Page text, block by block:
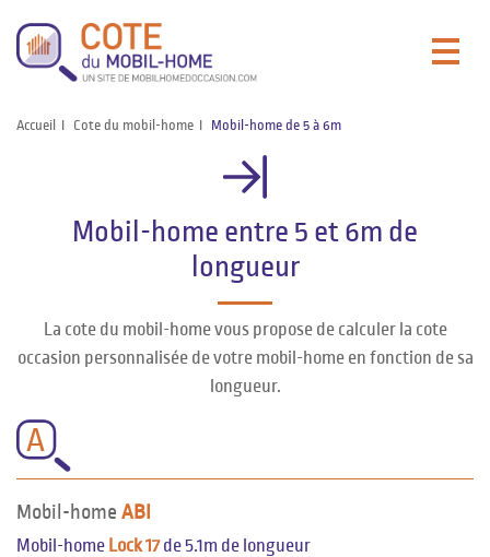
Accueil Cote du mobil-home Mobil-home de 5 à 6m
Mobil-home entre 5 et 6m de
longueur
La cote du mobil-home vous propose de calculer la cote
occasion personnalisée de votre mobil-home en fonction de sa
longueur.
A
Mobil-home ABI
Mobil-home Lock 17de 5.1m de longueur